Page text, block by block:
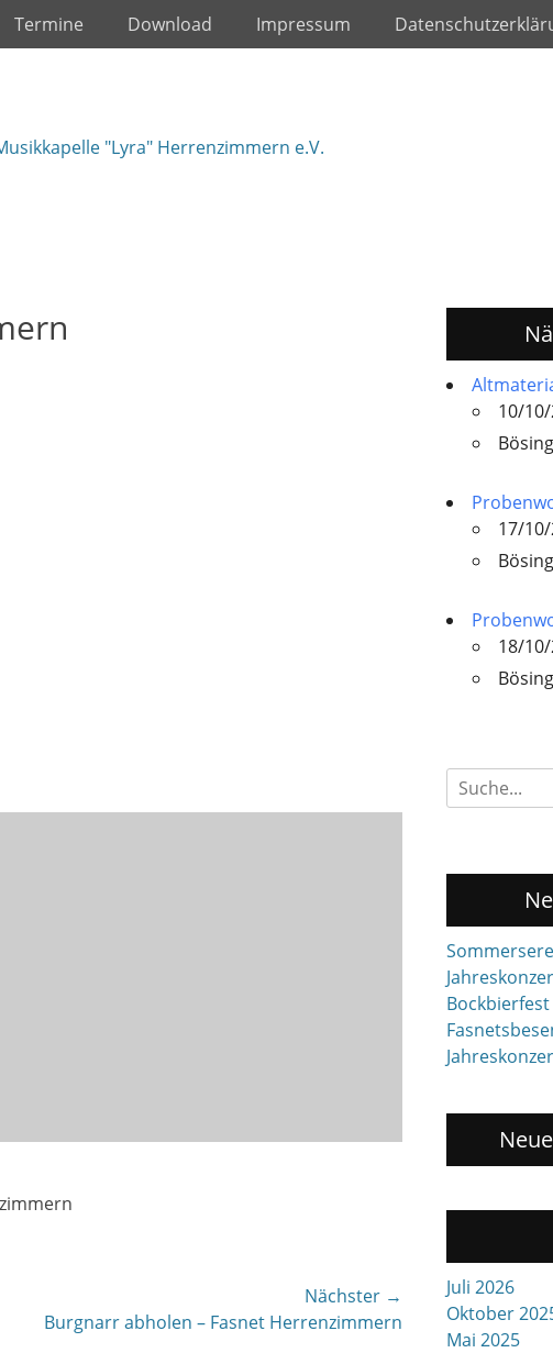
Termine Download Impressum
Nächster →
Burgnarr abholen – Fasnet Herrenzimmern
10/
17/
18/
Suchen
nach:
Juli 2026
Oktober
Mai 2025